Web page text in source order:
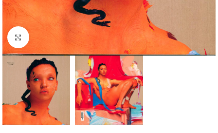
Klick zum Vergrößern